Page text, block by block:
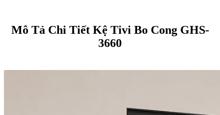
Mô Tả Chi Tiết Kệ Tivi Bo Cong GHS-
3660